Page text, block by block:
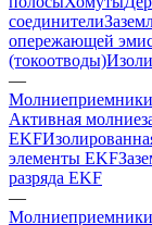
соединители
опережающей
(токоотводы)
—
Активная
EKF
элементы EKF
разряда EKF
—